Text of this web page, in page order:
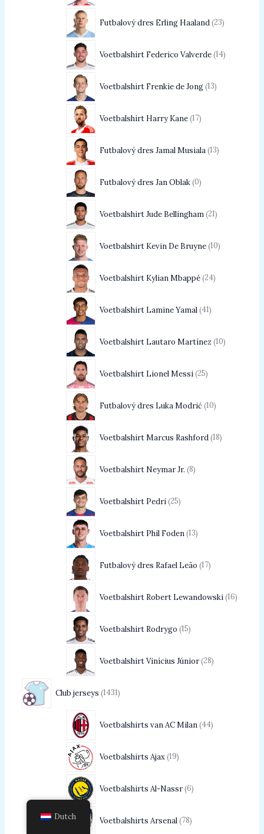
Futbalový dres Erling Haaland 23
Voetbalshirt Federico Valverde 14
Voetbalshirt Frenkie de Jong 13
Voetbalshirt Harry Kane 17
Futbalový dres Jamal Musiala 13
Futbalový dres Jan Oblak 0
Voetbalshirt Jude Bellingham 21
Voetbalshirt Kevin De Bruyne 10
Voetbalshirt Kylian Mbappé 24
Voetbalshirt Lamine Yamal 41
Voetbalshirt Lautaro Martínez 10
Voetbalshirt Lionel Messi 25
Futbalový dres Luka Modrić 10
Voetbalshirt Marcus Rashford 18
Voetbalshirt Neymar Jr. 8
Voetbalshirt Pedri 25
Voetbalshirt Phil Foden 13
Futbalový dres Rafael Leão 17
Voetbalshirt Robert Lewandowski 16
Voetbalshirt Rodrygo 15
Voetbalshirt Vinícius Júnior 28
Club jerseys 1431
Voetbalshirts van AC Milan 44
Voetbalshirts Ajax 19
Voetbalshirts Al-Nassr 6
Voetbalshirts Arsenal 78
Dutch